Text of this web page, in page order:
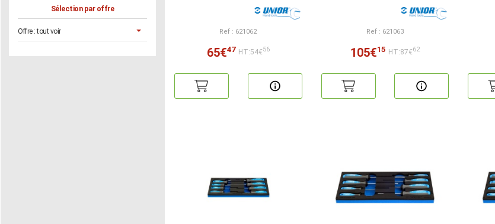
Sélection par offre
Offre :tout voir Ref : 621062
65€47 HT:54€56
Ref : 621063
105€15 HT:87€62